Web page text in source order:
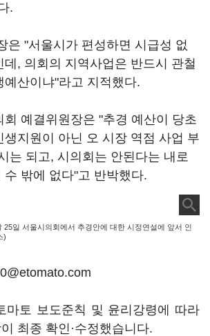
.
은 "서울시가 편성하면 시급성 없
데, 의회의 지역사업은 반드시 관철
예산이냐"라고 지적했다.
회 예결위원장은 "추경 예산이 당초
생지원이 아닌 오 시장 역점 사업 부
는 되고, 시의회는 안된다는 내로
수 밖에 없다"고 반박했다.
25일 서울시의회에서 추경안에 대한 시정연설에 앞서 인
)
마토 보도준칙 및 윤리강령에 따라
최종 확인·수정했습니다.